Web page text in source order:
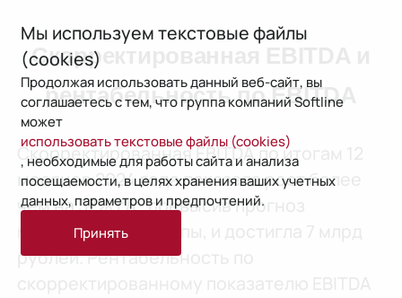
Скорректированная EBITDA и
рентабельность по EBITDA
Скорректированная EBITDA по итогам 12
месяцев 2024 года показала рост более
чем на 57% г/г, превысив прогноз
менеджмента Группы, и достигла 7 млрд
рублей. Рентабельность по
Мы используем текстовые файлы
(cookies)
Продолжая использовать данный веб-сайт, вы
соглашаетесь с тем, что группа компаний Softline
может
использовать текстовые файлы (cookies)
, необходимые для работы сайта и анализа
посещаемости, в целях хранения ваших учетных
данных, параметров и предпочтений.
Принять